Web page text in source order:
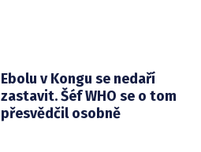
Ebolu v Kongu se nedaří
zastavit. Šéf WHO se o tom
přesvědčil osobně